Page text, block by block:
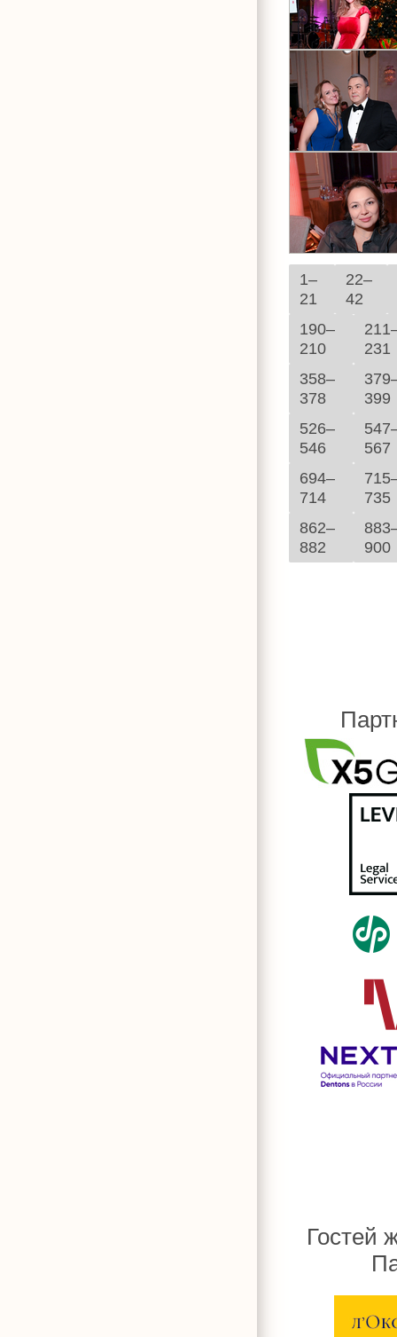
1–
21
22–
42
190–
210
231
358–
378
399
526–
546
567
694–
714
735
862–
882
900
Гостей